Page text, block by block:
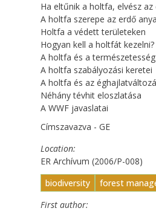
Ha eltűnik a holtfa, elvész az
A holtfa szerepe az erdő
Holtfa a védett területeken
Hogyan kell a holtfát kezelni?
A holtfa és a
A holtfa szabályozási keretei
A holtfa és az
Néhány tévhit eloszlatása
A WWF javaslatai
Címszavazva - GE
Location
ER Archívum (2006/P-008)
biodiversity
forest
First author